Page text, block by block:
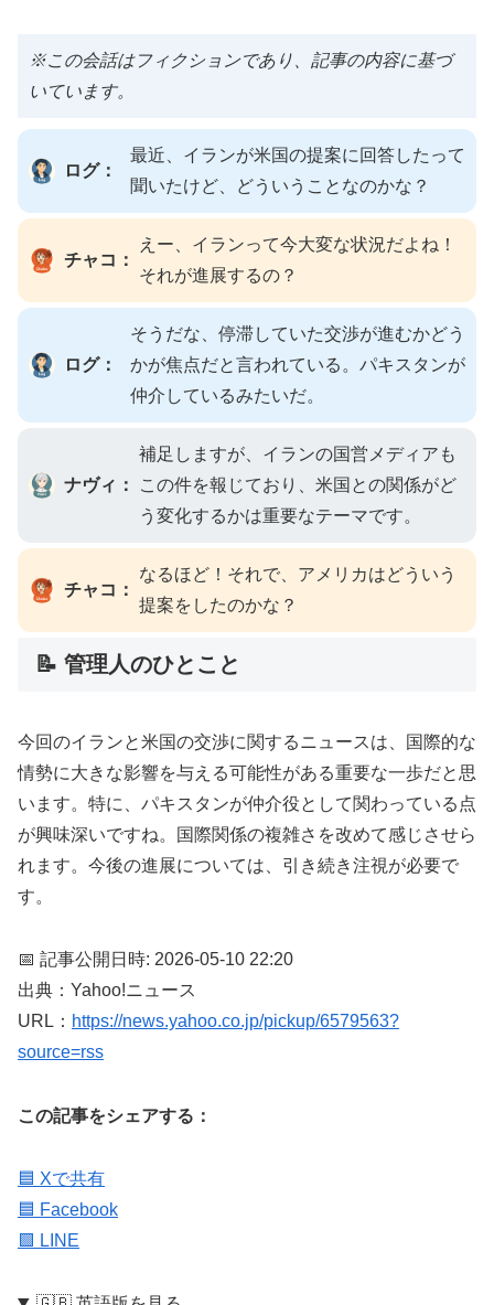
※この会話はフィクションであり、記事の内容に基づ
いています。
ログ：
最近、イランが米国の提案に回答したって
聞いたけど、どういうことなのかな？
チャコ：
えー、イランって今大変な状況だよね！
それが進展するの？
ログ：
そうだな、停滞していた交渉が進むかどう
かが焦点だと言われている。パキスタンが
仲介しているみたいだ。
ナヴィ：
補足しますが、イランの国営メディアも
この件を報じており、米国との関係がど
う変化するかは重要なテーマです。
チャコ：
なるほど！それで、アメリカはどういう
提案をしたのかな？
📝 管理人のひとこと
今回のイランと米国の交渉に関するニュースは、国際的な
情勢に大きな影響を与える可能性がある重要な一歩だと思
います。特に、パキスタンが仲介役として関わっている点
が興味深いですね。国際関係の複雑さを改めて感じさせら
れます。今後の進展については、引き続き注視が必要で
す。
📅 記事公開日時: 2026-05-10 22:20
出典：Yahoo!ニュース
URL： https://news.yahoo.co.jp/pickup/6579563?
source=rss
この記事をシェアする：
🟦 Xで共有
🟦 Facebook
🟩 LINE